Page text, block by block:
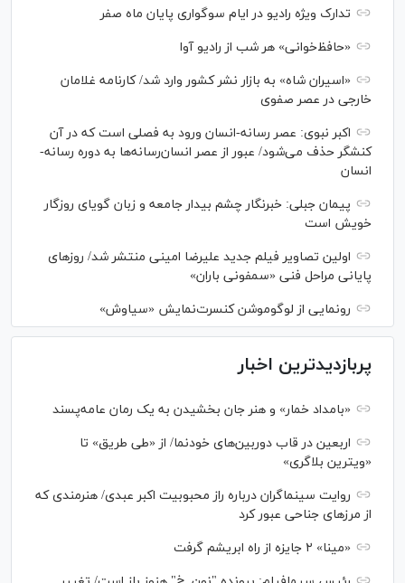
تدارک ویژه رادیو در ایام سوگواری پایان ماه صفر
«حافظ‌خوانی» هر شب از رادیو آوا
«اسیران شاه» به بازار نشر کشور وارد شد/ کارنامه غلامان
خارجی در عصر صفوی
اکبر نبوی: عصر رسانه-انسان ورود به فصلی است که در آن
کنشگر حذف می‌شود/ عبور از عصر انسان‌رسانه‌ها به دوره رسانه-
انسان
پیمان جبلی: خبرنگار چشم بیدار جامعه و زبان گویای روزگار
خویش است
اولین تصاویر فیلم جدید علیرضا امینی منتشر شد/ روز‌های
پایانی مراحل فنی «سمفونی باران»
رونمایی از لوگوموشن کنسرت‌نمایش «سیاوش»
پربازدیدترین اخبار
«بامداد خمار» و هنر جان بخشیدن به یک رمان عامه‌پسند
اربعین در قاب دوربین‌های خودنما/ از «طی طریق» تا
«ویترین بلاگری»
روایت سینماگران درباره راز محبوبیت اکبر عبدی/ هنرمندی که
از مرزهای جناحی عبور کرد
«مینا» ۲ جایزه از راه ابریشم گرفت